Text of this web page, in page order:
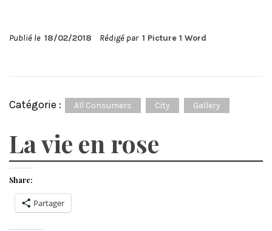
Publié le 18/02/2018 Rédigé par 1 Picture 1 Word
Catégorie : All Consumers City Gallery
La vie en rose
Share:
Partager